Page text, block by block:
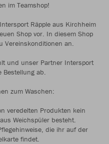
im Teamshop!
Räpple aus Kirchheim
Shop vor. In diesem Shop
Vereinskonditionen an.
und unser Partner Intersport
Bestellung ab.
zum Waschen:
veredelten Produkten kein
Weichspüler besteht.
die ihr auf der
findet.